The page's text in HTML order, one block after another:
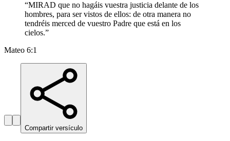
“MIRAD que no hagáis vuestra justicia delante de los
hombres, para ser vistos de ellos: de otra manera no
tendréis merced de vuestro Padre que está en los
cielos.”
Mateo 6:1
Compartir versículo